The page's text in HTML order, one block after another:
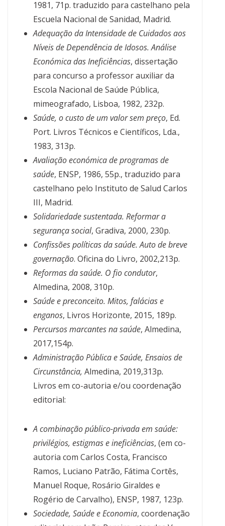
1981, 71p. traduzido para castelhano pela
Escuela Nacional de Sanidad, Madrid.
Adequação da Intensidade de Cuidados aos
Níveis de Dependência de Idosos. Análise
Económica das Ineficiências, dissertação
para concurso a professor auxiliar da
Escola Nacional de Saúde Pública,
mimeografado, Lisboa, 1982, 232p.
Saúde, o custo de um valor sem preço, Ed.
Port. Livros Técnicos e Científicos, Lda.,
1983, 313p.
Avaliação económica de programas de
saúde, ENSP, 1986, 55p., traduzido para
castelhano pelo Instituto de Salud Carlos
III, Madrid.
Solidariedade sustentada. Reformar a
segurança social, Gradiva, 2000, 230p.
Confissões políticas da saúde. Auto de breve
governação. Oficina do Livro, 2002,213p.
Reformas da saúde. O fio condutor,
Almedina, 2008, 310p.
Saúde e preconceito. Mitos, falácias e
enganos, Livros Horizonte, 2015, 189p.
Percursos marcantes na saúde, Almedina,
2017,154p.
Administração Pública e Saúde, Ensaios de
Circunstância, Almedina, 2019,313p.
Livros em co-autoria e/ou coordenação
editorial:
A combinação público-privada em saúde:
privilégios, estigmas e ineficiências, (em co-
autoria com Carlos Costa, Francisco
Ramos, Luciano Patrão, Fátima Cortês,
Manuel Roque, Rosário Giraldes e
Rogério de Carvalho), ENSP, 1987, 123p.
Sociedade, Saúde e Economia, coordenação